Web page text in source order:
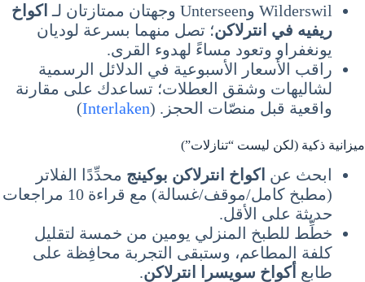
Wilderswil وUnterseen وجهتان ممتازتان لـ
اكواخ
ريفيه في انترلاكن؛ تصل منهما بسرعة لوديان
يونغفراو وتعود مساءً لهدوء القرى.
راقب الأسعار الأسبوعية في الدلائل الرسمية
لشاليهات وشقق العطلات؛ تساعدك على مقارنة
واقعية قبل منصّات الحجز. (Interlaken
)
ميزانية ذكية (لكن ليست “تنازلات”)
ابحث عن اكواخ انترلاكن بوكينج محدِّدًا الفلاتر
(مطبخ كامل/موقف/غسالة) مع قراءة 10 مراجعات
حديثة على الأقل.
خطِّط للطبخ المنزلي يومين من خمسة لتقليل
كلفة المطاعم، وستبقى التجربة محافِظة على
طابع أكواخ سويسرا انترلاكن.